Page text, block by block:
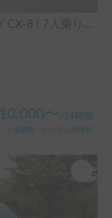
ご自宅まで配車可能♪マツダ CX-8 | 7人乗りSUV
10,000〜 /24時間
＋保険料・システム利用料